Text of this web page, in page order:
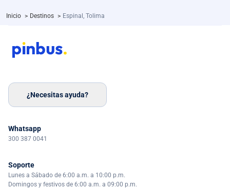
Inicio > Destinos > Espinal, Tolima
¿Necesitas ayuda?
Whatsapp
300 387 0041
Soporte
Lunes a Sábado de 6:00 a.m. a 10:00 p.m.
Domingos y festivos de 6:00 a.m. a 09:00 p.m.